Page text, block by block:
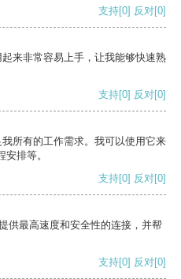
支持[0] 反对[0]
来非常容易上手，让我能够快速熟
支持[0] 反对[0]
所有的工作需求。我可以使用它来
排等。
支持[0] 反对[0]
供最高速度和安全性的连接，并帮
支持[0] 反对[0]